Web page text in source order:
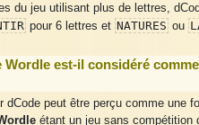
du jeu utilisant plus de lettres,
pour 6 lettres et NATURES ou
Wordle est-il considéré
dCode peut être perçu comme une
étant un jeu sans compétition